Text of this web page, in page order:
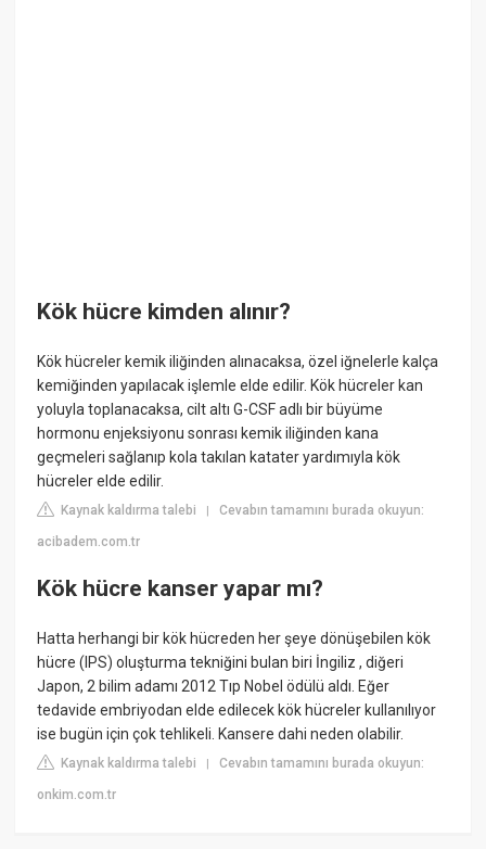
Kök hücre kimden alınır?
Kök hücreler kemik iliğinden alınacaksa, özel iğnelerle kalça
kemiğinden yapılacak işlemle elde edilir. Kök hücreler kan
yoluyla toplanacaksa, cilt altı G-CSF adlı bir büyüme
hormonu enjeksiyonu sonrası kemik iliğinden kana
geçmeleri sağlanıp kola takılan katater yardımıyla kök
hücreler elde edilir.
Kaynak kaldırma talebi |Cevabın tamamını burada okuyun:
acibadem.com.tr
Kök hücre kanser yapar mı?
Hatta herhangi bir kök hücreden her şeye dönüşebilen kök
hücre (IPS) oluşturma tekniğini bulan biri İngiliz , diğeri
Japon, 2 bilim adamı 2012 Tıp Nobel ödülü aldı. Eğer
tedavide embriyodan elde edilecek kök hücreler kullanılıyor
ise bugün için çok tehlikeli. Kansere dahi neden olabilir.
Kaynak kaldırma talebi |Cevabın tamamını burada okuyun:
onkim.com.tr